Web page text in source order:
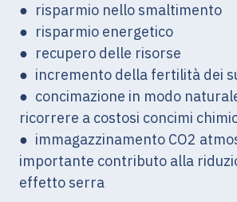
● risparmio nello smaltimento
● risparmio energetico
● recupero delle risorse
● incremento della fertilità dei
● concimazione in modo
ricorrere a costosi concimi
● immagazzinamento CO2
importante contributo alla
effetto serra